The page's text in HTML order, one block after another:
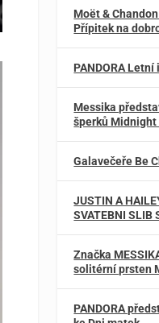
Moët &
Přípitek na
PANDORA
Messika
šperků Midnight
Galavečeře Be
JUSTIN A
SVATEBNI SLIB
Značka
solitérní prsten
PANDORA